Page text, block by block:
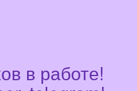
в работе!